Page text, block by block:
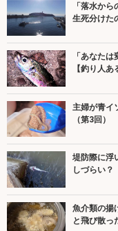
「落水か
生死分けた
「あなた
【釣り人あ
主婦が青イ
（第3回）
堤防際に浮
しづらい？
魚介類の揚
と飛び散っ